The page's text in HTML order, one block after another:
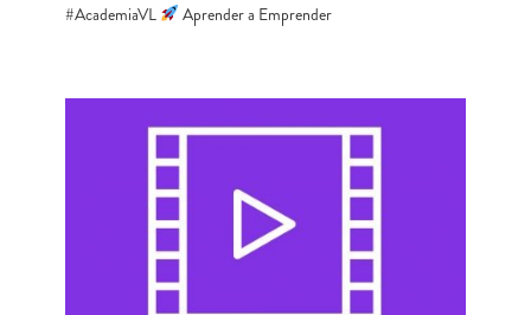
#AcademiaVL Aprender a Emprender